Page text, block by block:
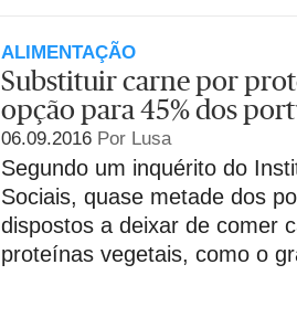
ALIMENTAÇÃO
Substituir carne por
opção para 45% dos
06.09.2016 Por Lusa
Segundo um inquérito do
Sociais, quase metade dos
dispostos a deixar de comer
proteínas vegetais, como o